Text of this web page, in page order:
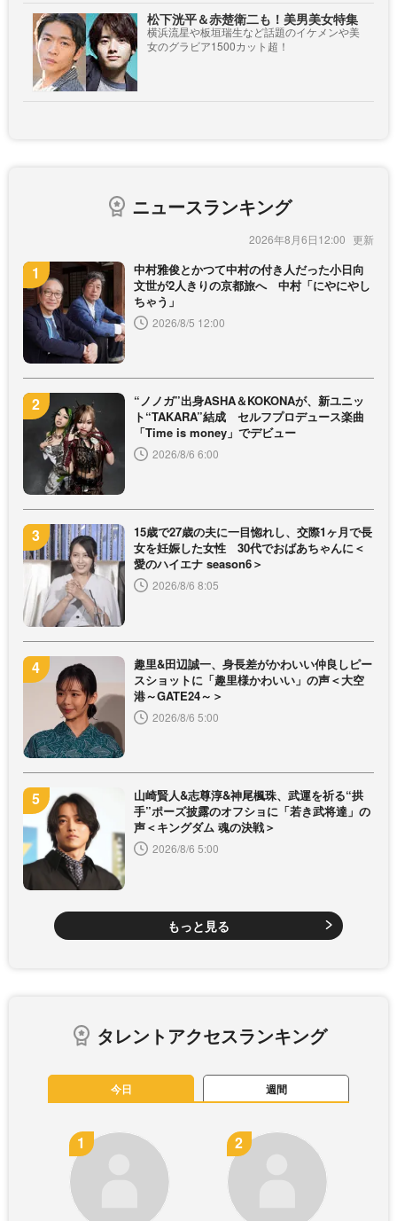
松下洸平＆赤楚衛二も！美男美女特集
横浜流星や板垣瑞生など話題のイケメンや美
女のグラビア1500カット超！
ニュースランキング
2026年8月6日12:00
中村雅俊とかつて中村の付き人だった小日向
文世が2人きりの京都旅へ 中村「にやにやし
ちゃう」
2026/8/5 12:00
“ノノガ”出身ASHA＆KOKONAが、新ユニッ
ト“TAKARA”結成 セルフプロデュース楽曲
「Time is money」でデビュー
2026/8/6 6:00
15歳で27歳の夫に一目惚れし、交際1ヶ月で長
女を妊娠した女性 30代でおばあちゃんに＜
愛のハイエナ season6＞
2026/8/6 8:05
趣里&田辺誠一、身長差がかわいい仲良しピー
スショットに「趣里様かわいい」の声＜大空
港～GATE24～＞
2026/8/6 5:00
山崎賢人&志尊淳&神尾楓珠、武運を祈る“拱
手”ポーズ披露のオフショに「若き武将達」の
声＜キングダム 魂の決戦＞
2026/8/6 5:00
もっと見る
タレントアクセスランキング
今日 週間